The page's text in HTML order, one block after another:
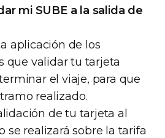
mi SUBE a la salida de
aplicación de los
que validar tu tarjeta
el viaje, para que
realizado.
de tu tarjeta al
se realizará sobre la tarifa